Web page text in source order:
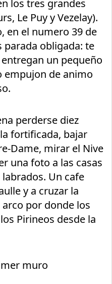
los tres grandes
Le Puy y Vezelay).
en el numero 39 de
parada obligada: te
entregan un pequeño
empujon de animo
perderse diez
fortificada, bajar
Dame, mirar el Nive
una foto a las casas
Un cafe
y a cruzar la
arco por donde los
Pirineos desde la
muro